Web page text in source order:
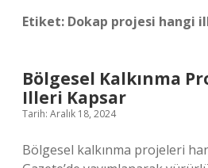
Etiket: Dokap projesi hangi
Bölgesel Kalkınma
Illeri Kapsar
Tarih: Aralık 18, 2024
Bölgesel kalkınma projeleri